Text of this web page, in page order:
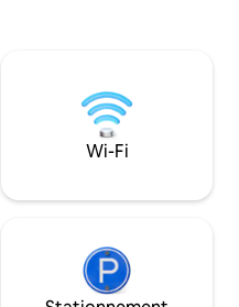
bien équipée, 2
découvrir !
Wi-Fi